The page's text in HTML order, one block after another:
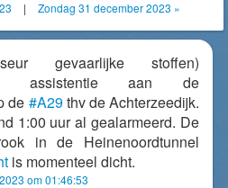
| Zondag 31 december 2023 »
gevaarlijke stoffen)
assistentie aan de
de #A29thv de Achterzeedijk.
1:00 uur al gealarmeerd. De
in de Heinenoordtunnel
is momenteel dicht.
om 01:46:53